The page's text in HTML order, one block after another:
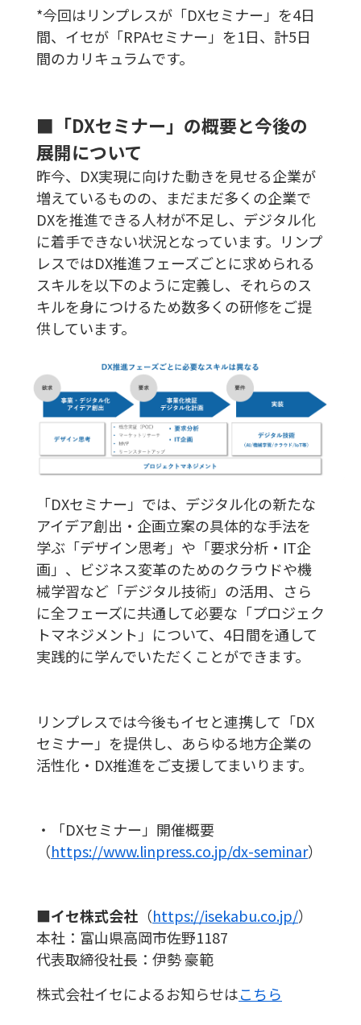
*今回はリンプレスが「DXセミナー」を4日
間、イセが「RPAセミナー」を1日、計5日
間のカリキュラムです。
■「DXセミナー」の概要と今後の
展開について
昨今、DX実現に向けた動きを見せる企業が
増えているものの、まだまだ多くの企業で
DXを推進できる人材が不足し、デジタル化
に着手できない状況となっています。リンプ
レスではDX推進フェーズごとに求められる
スキルを以下のように定義し、それらのス
キルを身につけるため数多くの研修をご提
供しています。
「DXセミナー」では、デジタル化の新たな
アイデア創出・企画立案の具体的な手法を
学ぶ「デザイン思考」や「要求分析・IT企
画」、ビジネス変革のためのクラウドや機
械学習など「デジタル技術」の活用、さら
に全フェーズに共通して必要な「プロジェク
トマネジメント」について、4日間を通して
実践的に学んでいただくことができます。
リンプレスでは今後もイセと連携して「DX
セミナー」を提供し、あらゆる地方企業の
活性化・DX推進をご支援してまいります。
・「DXセミナー」開催概要
（https://www.linpress.co.jp/dx-seminar）
■イセ株式会社 （https://isekabu.co.jp/）
本社：富山県高岡市佐野1187
代表取締役社長：伊勢 豪範
株式会社イセによるお知らせはこちら